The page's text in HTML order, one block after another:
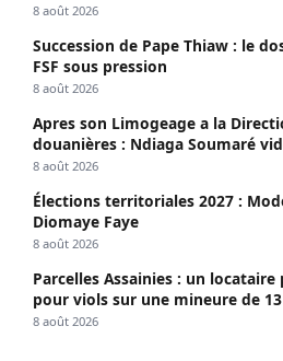
8 août 2026
Succession de Pape Thiaw : le
FSF sous pression
8 août 2026
Apres son Limogeage a la
douanières : Ndiaga Soumaré
8 août 2026
Élections territoriales 2027 :
Diomaye Faye
8 août 2026
Parcelles Assainies : un
pour viols sur une mineure de
8 août 2026